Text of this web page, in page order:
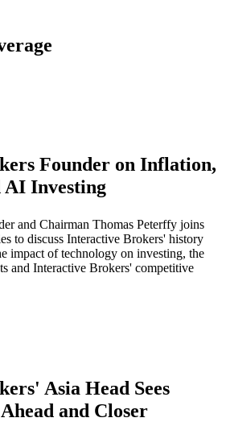
Founder on Inflation,
Investing
and Chairman Thomas Peterffy joins
to discuss Interactive Brokers' history
impact of technology on investing, the
and Interactive Brokers' competitive
Asia Head Sees
and Closer